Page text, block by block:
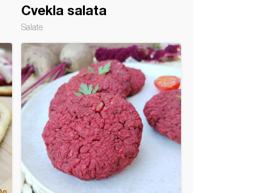
Cvekla salata
Salate